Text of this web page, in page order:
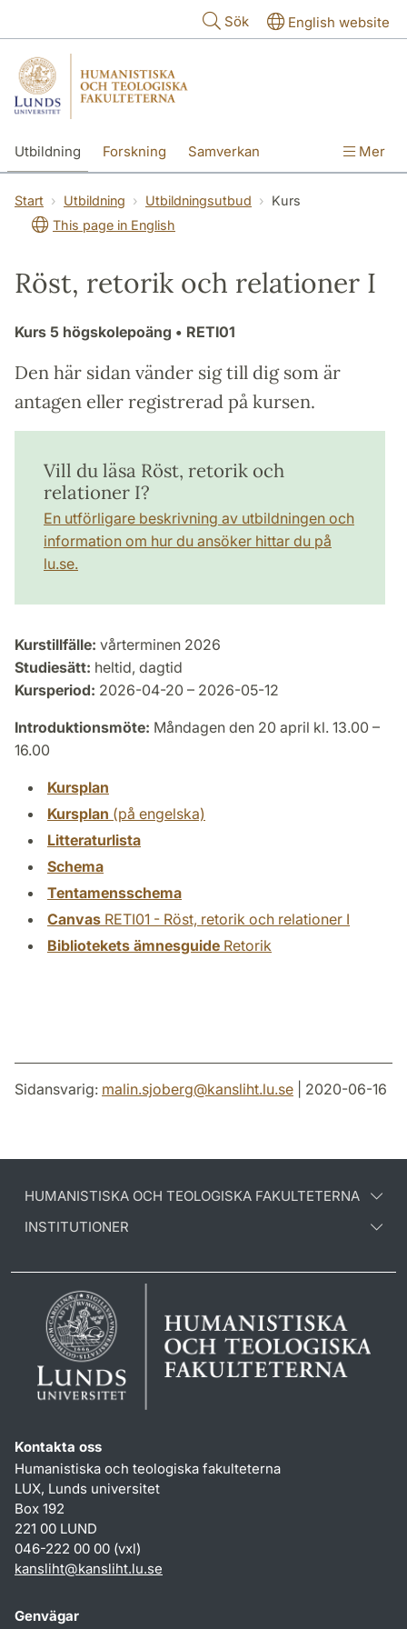
Sök English website
Utbildning Forskning Samverkan Mer
Start Utbildning Utbildningsutbud
Kurs
This page in English
Röst, retorik och relationer I
Kurs 5 högskolepoäng • RETI01
Den här sidan vänder sig till dig som är
antagen eller registrerad på kursen.
Vill du läsa Röst, retorik och
relationer I?
En utförligare beskrivning av utbildningen och
information om hur du ansöker hittar du på
lu.se.
Kurstillfälle: vårterminen 2026
Studiesätt: heltid, dagtid
Kursperiod: 2026-04-20 – 2026-05-12
Introduktionsmöte: Måndagen den 20 april kl. 13.00 –
16.00
Kursplan
Kursplan (på engelska)
Litteraturlista
Schema
Tentamensschema
Canvas RETI01 - Röst, retorik och relationer I
Bibliotekets ämnesguide Retorik
Sidansvarig: malin.sjoberg@kansliht.lu.se | 2020-06-16
HUMANISTISKA OCH TEOLOGISKA FAKULTETERNA
INSTITUTIONER
Kontakta oss
Humanistiska och teologiska fakulteterna
LUX, Lunds universitet
Box 192
221 00 LUND
046-222 00 00 (vxl)
kansliht@kansliht.lu.se
Genvägar